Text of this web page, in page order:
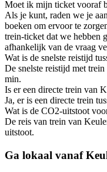
Moet ik mijn ticket vooraf
Als je kunt, raden we je
boeken om ervoor te
trein-ticket dat we hebben
afhankelijk van de vraag
Wat is de snelste reistijd
De snelste reistijd met
min.
Is er een directe trein van
Ja, er is een directe trein
Wat is de CO2-uitstoot
De reis van trein van
uitstoot.
Ga lokaal vanaf